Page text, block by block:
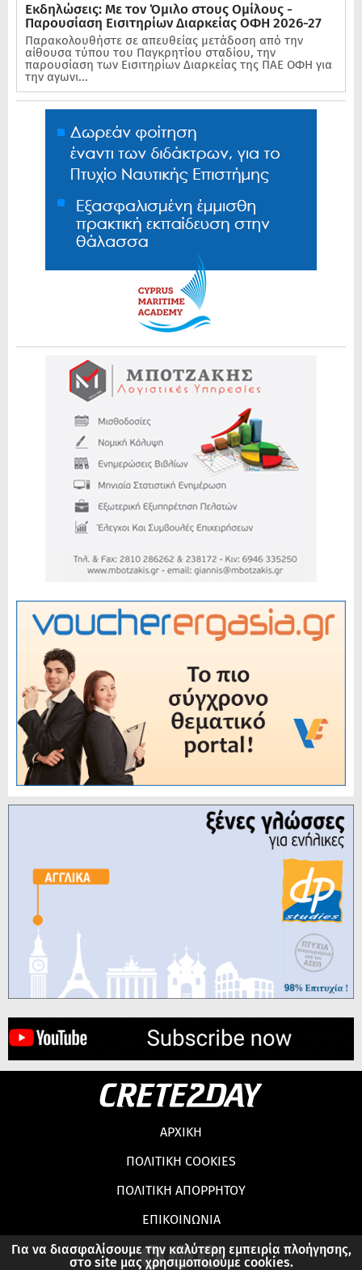
Για να διασφαλίσουμε την καλύτερη εμπειρία πλοήγησης,
στο site μας χρησιμοποιούμε cookies.
Εκδηλώσεις: Με τον Όμιλο στους Ομίλους -
Παρουσίαση Εισιτηρίων Διαρκείας ΟΦΗ 2026-27
Παρακολουθήστε σε απευθείας μετάδοση από την
αίθουσα τύπου του Παγκρητίου σταδίου, την
παρουσίαση των Εισιτηρίων Διαρκείας της ΠΑΕ ΟΦΗ για
την αγωνι...
ΑΡΧΙΚΗ
ΠΟΛΙΤΙΚΗ COOKIES
ΠΟΛΙΤΙΚΗ ΑΠΟΡΡΗΤΟΥ
ΕΠΙΚΟΙΝΩΝΙΑ